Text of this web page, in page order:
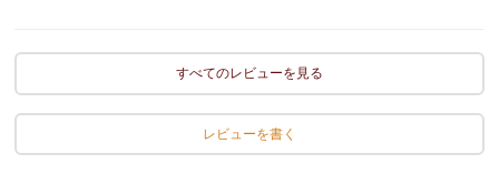
すべてのレビューを見る
レビューを書く